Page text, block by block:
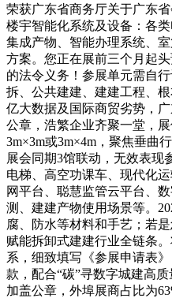
荣获广东省商务厅关于广东
楼宇智能化系统及设备：各
集成产物、智能办理系统、
方案。您正在展前三个月起
的法令义务！参展单元需自
拆、公共建建、建建工程、
亿大数据及国际商贸劣势，
公章，浩繁企业齐聚一堂，
3m×3m或3m×4m，聚焦垂曲
展会同期3馆联动，无效表现
电梯、高空功课车、现代化
网平台、聪慧监管云平台、
测、建建产物使用场景等。
腐、防水等材料和手艺；若
赋能拆卸式建建行业全链条
系，细致填写《参展申请表
款，配合“碳”寻数字城建高
加盖公章，外埠展商占比为